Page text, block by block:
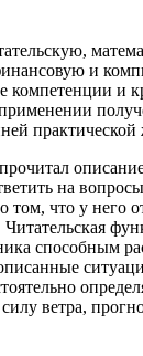
и
компетенции и
на
том, что у него
способным
ветра,